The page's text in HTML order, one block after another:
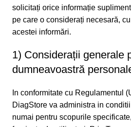
solicitați orice informație
pe care o considerați necesară,
acestei informări.
1) Considerații generale
dumneavoastră
In conformitate cu Regulamentul
DiagStore va administra in
numai pentru scopurile